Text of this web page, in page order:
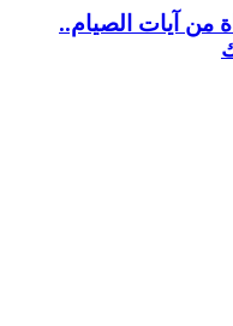
من آيات الصيام..